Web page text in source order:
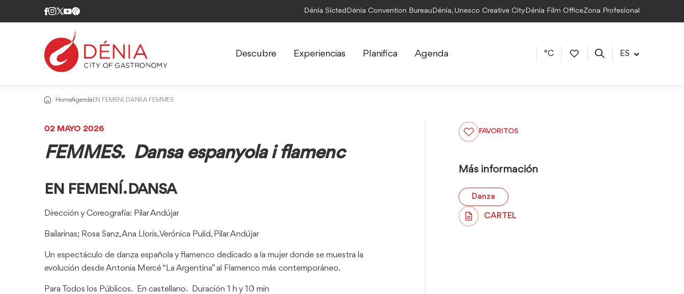
Dénia Sicted Dénia Convention Bureau Dénia, Unesco Creative CityDénia Film OfficeZona Profesional
Descubre Experiencias Planifica Agenda °C ES
HomeAgenda EN FEMENÍ. DANSA FEMMES
02 MAYO 2026
FEMMES. Dansa espanyola i flamenc
EN FEMENÍ. DANSA
Dirección y Coreografía: Pilar Andújar
Bailarinas; Rosa Sanz, Ana Lloris, Verónica Pulid, Pilar Andújar
Un espectáculo de danza española y flamenco dedicado a la mujer donde se muestra la
evolución desde Antonia Mercé “La Argentina” al Flamenco más contemporáneo.
Para Todos los Públicos. En castellano. Duración 1 h y 10 min
FAVORITOS
Más información
Danza
CARTEL